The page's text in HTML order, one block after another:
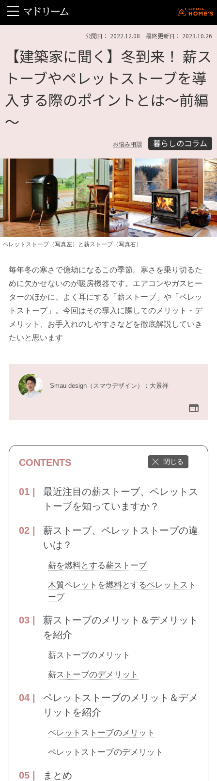
公開日： 2022.12.08 最終更新日： 2023.10.26
【建築家に聞く】冬到来！ 薪ス
トーブやペレットストーブを導
入する際のポイントとは～前編
～
お悩み相談 暮らしのコラム
ペレットストーブ（写真左）と薪ストーブ（写真右）
毎年冬の寒さで億劫になるこの季節。寒さを乗り切るた
めに欠かせないのが暖房機器です。エアコンやガスヒー
ターのほかに、よく耳にする「薪ストーブ」や「ペレッ
トストーブ」。今回はその導入に際してのメリット・デ
メリット、お手入れのしやすさなどを徹底解説していき
たいと思います
Smau design（スマウデザイン）：大景祥
CONTENTS
最近注目の薪ストーブ、ペレットス
トーブを知っていますか？
薪ストーブ、ペレットストーブの違
いは？
薪を燃料とする薪ストーブ
木質ペレットを燃料とするペレットスト
ーブ
薪ストーブのメリット＆デメリット
を紹介
薪ストーブのメリット
薪ストーブのデメリット
ペレットストーブのメリット＆デメ
リットを紹介
ペレットストーブのメリット
ペレットストーブのデメリット
まとめ